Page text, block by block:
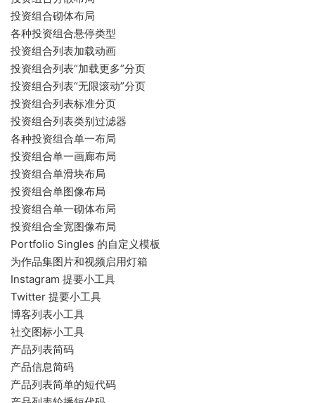
投资组合砌体布局
各种投资组合悬停类型
投资组合列表加载动画
投资组合列表“加载更多”分页
投资组合列表“无限滚动”分页
投资组合列表标准分页
投资组合列表类别过滤器
各种投资组合单一布局
投资组合单一画廊布局
投资组合单滑块布局
投资组合单图像布局
投资组合单一砌体布局
投资组合全宽图像布局
Portfolio Singles 的自定义模板
为作品集图片和视频启用灯箱
Instagram 提要小工具
Twitter 提要小工具
博客列表小工具
社交图标小工具
产品列表简码
产品信息简码
产品列表简单的短代码